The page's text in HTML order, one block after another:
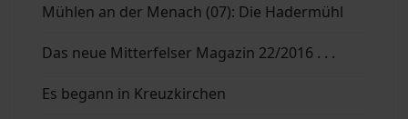
Mühlen an der Menach (07): Die Hadermühl
Das neue Mitterfelser Magazin 22/2016 . . .
Es begann in Kreuzkirchen